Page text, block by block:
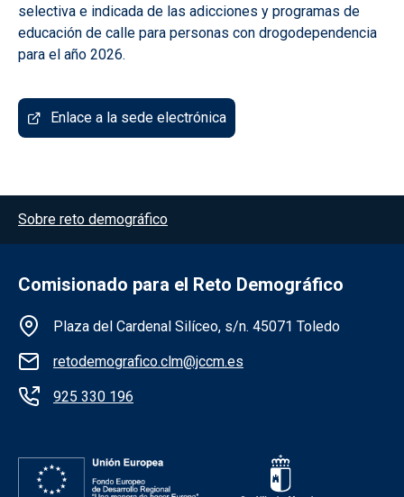
selectiva e indicada de las adicciones y programas de
educación de calle para personas con drogodependencia
para el año 2026.
Enlace a la sede electrónica
Menú del pie
Sobre reto demográfico
Comisionado para el Reto Demográfico
Información de la institución
Plaza del Cardenal Silíceo, s/n. 45071 Toledo
retodemografico.clm@jccm.es
925 330 196